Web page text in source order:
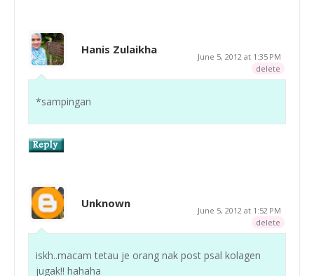
Hanis Zulaikha
June 5, 2012 at 1:35 PM
delete
*sampingan
Unknown
June 5, 2012 at 1:52 PM
delete
iskh..macam tetau je orang nak post psal kolagen
jugak!! hahaha